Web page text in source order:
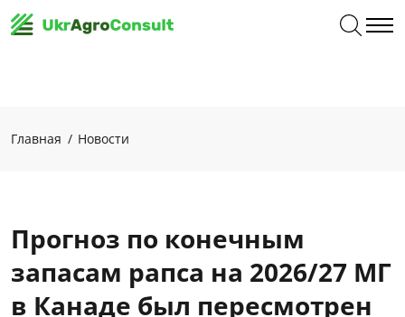
Главная Новости
Прогноз по конечным
запасам рапса на 2026/27 МГ
в Канаде был пересмотрен